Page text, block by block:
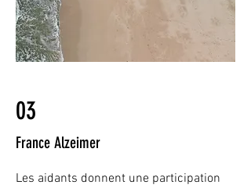
03
France Alzeimer
Les aidants donnent une participation